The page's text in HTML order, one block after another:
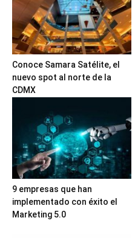
Conoce Samara Satélite, el
nuevo spot al norte de la
CDMX
9 empresas que han
implementado con éxito el
Marketing 5.0